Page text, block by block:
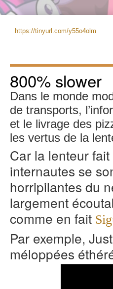
https://tinyurl.com/y55o4olm
800% slower
Dans le monde
de transports,
et le livrage des
les vertus de la
Car la lenteur
internautes se
horripilantes du
largement
comme en fait
Par exemple,
méloppées